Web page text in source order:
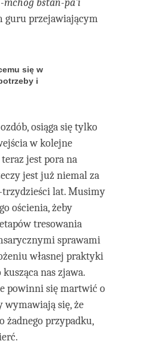
mchog bstan-pa'i
guru przejawiającym
się w
i
osiąga się tylko
w kolejne
jest pora na
jest już niemal za
trzydzieści lat. Musimy
ościenia, żeby
tresowania
sprawami
własnej praktyki
nas zjawa.
powinni się martwić o
wymawiają się, że
żadnego przypadku,